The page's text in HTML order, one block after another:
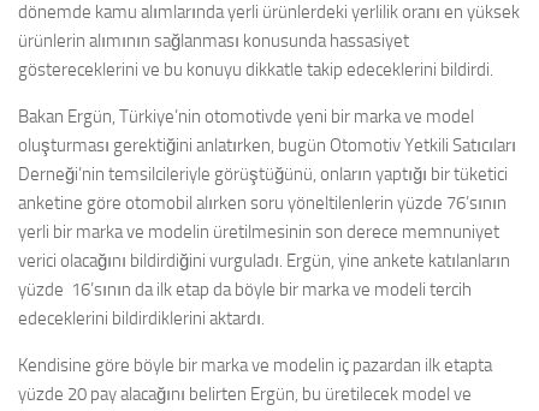
dönemde kamu alımlarında yerli ürünlerdeki yerlilik oranı en yüksek
ürünlerin alımının sağlanması konusunda hassasiyet
göstereceklerini ve bu konuyu dikkatle takip edeceklerini bildirdi.
Bakan Ergün, Türkiye’nin otomotivde yeni bir marka ve model
oluşturması gerektiğini anlatırken, bugün Otomotiv Yetkili Satıcıları
Derneği’nin temsilcileriyle görüştüğünü, onların yaptığı bir tüketici
anketine göre otomobil alırken soru yöneltilenlerin yüzde 76’sının
yerli bir marka ve modelin üretilmesinin son derece memnuniyet
verici olacağını bildirdiğini vurguladı. Ergün, yine ankete katılanların
yüzde 16’sının da ilk etap da böyle bir marka ve modeli tercih
edeceklerini bildirdiklerini aktardı.
Kendisine göre böyle bir marka ve modelin iç pazardan ilk etapta
yüzde 20 pay alacağını belirten Ergün, bu üretilecek model ve